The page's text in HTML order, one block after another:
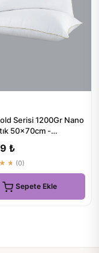
Serisi 1200Gr Nano
50x70cm -
₺
(0)
Sepete Ekle